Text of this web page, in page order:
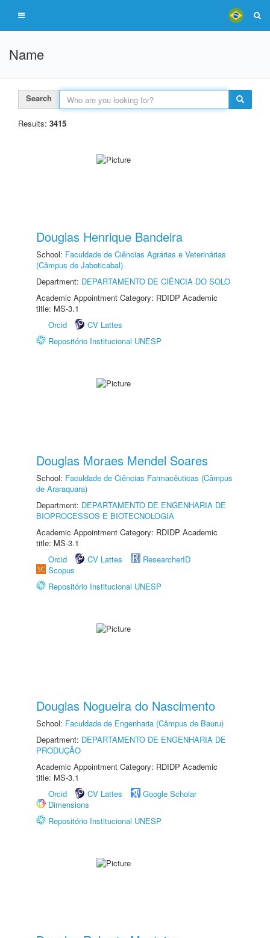
Name
Search
Results: 3415
Douglas Henrique Bandeira
School: Faculdade de Ciências Agrárias e Veterinárias
(Câmpus de Jaboticabal)
Department: DEPARTAMENTO DE CIÊNCIA DO SOLO
Academic Appointment Category: RDIDP Academic
title: MS-3.1
Orcid
CV Lattes
Repositório Institucional UNESP
Douglas Moraes Mendel Soares
School: Faculdade de Ciências Farmacêuticas (Câmpus
de Araraquara)
Department: DEPARTAMENTO DE ENGENHARIA DE
BIOPROCESSOS E BIOTECNOLOGIA
Academic Appointment Category: RDIDP Academic
title: MS-3.1
Orcid
CV Lattes
ResearcherID
Scopus
Repositório Institucional UNESP
Douglas Nogueira do Nascimento
School: Faculdade de Engenharia (Câmpus de Bauru)
Department: DEPARTAMENTO DE ENGENHARIA DE
PRODUÇÃO
Academic Appointment Category: RDIDP Academic
title: MS-3.1
Orcid
CV Lattes
Google Scholar
Dimensions
Repositório Institucional UNESP